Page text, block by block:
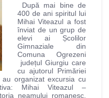
După mai bine de
400 de ani spiritul lui
Mihai Viteazul a fost
înviat de un grup de
elevi ai Școlilor
Gimnaziale din
Comuna Ogrezeni
județul Giurgiu care
cu ajutorul Primăriei
organizat excursia cu
Mihai Viteazul –
neamului romanesc,